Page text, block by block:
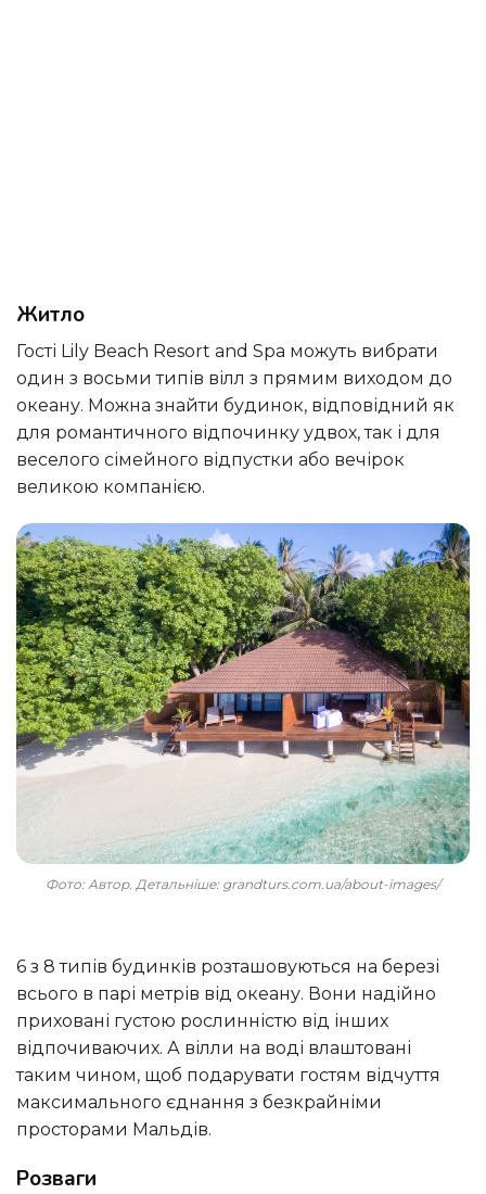
Житло
Гості Lily Beach Resort and Spa можуть вибрати
один з восьми типів вілл з прямим виходом до
океану. Можна знайти будинок, відповідний як
для романтичного відпочинку удвох, так і для
веселого сімейного відпустки або вечірок
великою компанією.
Фото: Автор. Детальніше: grandturs.com.ua/about-images/
6 з 8 типів будинків розташовуються на березі
всього в парі метрів від океану. Вони надійно
приховані густою рослинністю від інших
відпочиваючих. А вілли на воді влаштовані
таким чином, щоб подарувати гостям відчуття
максимального єднання з безкрайніми
просторами Мальдів.
Розваги